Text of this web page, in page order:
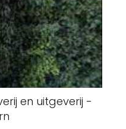
en uitgeverij -